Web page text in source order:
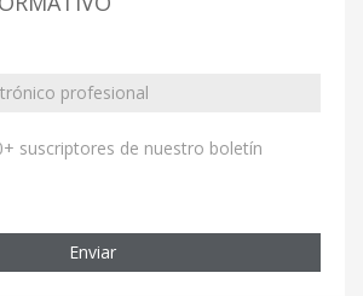
suscriptores de nuestro boletín
Enviar